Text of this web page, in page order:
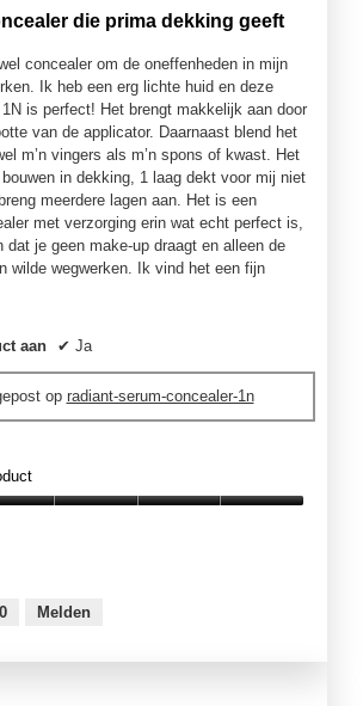
die prima dekking geeft
concealer om de oneffenheden in mijn
Ik heb een erg lichte huid en deze
is perfect! Het brengt makkelijk aan door
van de applicator. Daarnaast blend het
m’n vingers als m’n spons of kwast. Het
in dekking, 1 laag dekt voor mij niet
meerdere lagen aan. Het is een
met verzorging erin wat echt perfect is,
dat je geen make-up draagt en alleen de
wilde wegwerken. Ik vind het een fijn
aan ✔ Ja
op radiant-serum-concealer-1n
0 Melden